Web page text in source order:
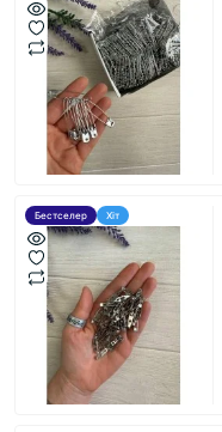
Бестселер Хіт